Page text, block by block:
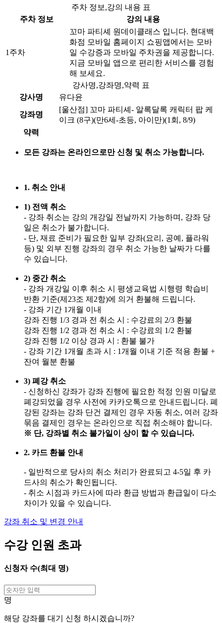
주차 정보,강의 내용 표
주차 정보
강의 내용
1주차
꼬마 파티셰 원데이클래스 입니다. 현대백
화점 모바일 홈페이지 쇼핑앱에서는 모바
일 수강증과 모바일 주차권을 제공합니다.
지금 모바일 앱으로 편리한 서비스를 경험
해 보세요.
강사명,강좌명,약력 표
강사명
유다윤
강좌명
[울산점] 꼬마 파티셰- 알록달록 캐릭터 팝 케
이크 (8구)(만6세-초등, 아이만)(1회, 8/9)
약력
모든 강좌는 온라인으로만 신청 및 취소 가능합니다.
1. 취소 안내
1) 전액 취소
- 강좌 취소는 강의 개강일 전날까지 가능하며, 강좌 당
일은 취소가 불가합니다.
- 단, 재료 준비가 필요한 일부 강좌(요리, 공예, 플라워
등) 및 외부 진행 강좌의 경우 취소 가능한 날짜가 다를
수 있습니다.
2) 중간 취소
- 강좌 개강일 이후 취소 시 평생교육법 시행령 학습비
반환 기준(제23조 제2항)에 의거 환불해 드립니다.
- 강좌 기간 1개월 이내
강좌 진행 1/3 경과 전 취소 시 : 수강료의 2/3 환불
강좌 진행 1/2 경과 전 취소 시 : 수강료의 1/2 환불
강좌 진행 1/2 이상 경과 시 : 환불 불가
- 강좌 기간 1개월 초과 시 : 1개월 이내 기준 적용 환불 +
잔여 월분 환불
3) 폐강 취소
- 신청하신 강좌가 강좌 진행에 필요한 적정 인원 미달로
폐강되었을 경우 사전에 카카오톡으로 안내드립니다. 폐
강된 강좌는 강좌 단건 결제인 경우 자동 취소, 여러 강좌
묶음 결제인 경우는 온라인으로 직접 취소해야 합니다.
※ 단, 강좌별 취소 불가일이 상이 할 수 있습니다.
2. 카드 환불 안내
- 일반적으로 당사의 취소 처리가 완료되고 4-5일 후 카
드사의 취소가 확인됩니다.
- 취소 시점과 카드사에 따라 환급 방법과 환급일이 다소
차이가 있을 수 있습니다.
강좌 취소 및 변경 안내
수강 인원 초과
신청자 수(최대 명)
명
해당 강좌를 대기 신청 하시겠습니까?